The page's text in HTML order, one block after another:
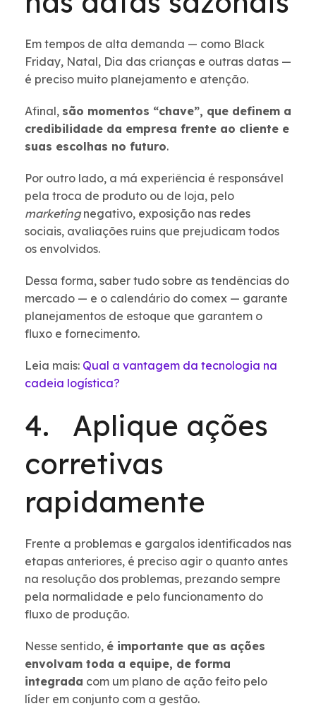
Em tempos de alta demanda — como Black
Friday, Natal, Dia das crianças e outras datas —
é preciso muito planejamento e atenção.
Afinal, são momentos “chave”, que definem a
credibilidade da empresa frente ao cliente e
suas escolhas no futuro.
Por outro lado, a má experiência é responsável
pela troca de produto ou de loja, pelo
marketing negativo, exposição nas redes
sociais, avaliações ruins que prejudicam todos
os envolvidos.
Dessa forma, saber tudo sobre as tendências do
mercado — e o calendário do comex — garante
planejamentos de estoque que garantem o
fluxo e fornecimento.
Leia mais: Qual a vantagem da tecnologia na
cadeia logística?
4. Aplique ações
corretivas
rapidamente
Frente a problemas e gargalos identificados nas
etapas anteriores, é preciso agir o quanto antes
na resolução dos problemas, prezando sempre
pela normalidade e pelo funcionamento do
fluxo de produção.
Nesse sentido, é importante que as ações
envolvam toda a equipe, de forma
integrada com um plano de ação feito pelo
líder em conjunto com a gestão.